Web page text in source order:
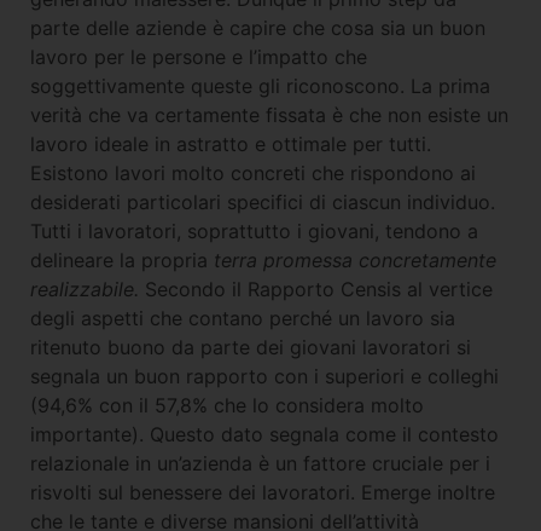
parte delle aziende è capire che cosa sia un buon
lavoro per le persone e l’impatto che
soggettivamente queste gli riconoscono. La prima
verità che va certamente fissata è che non esiste un
lavoro ideale in astratto e ottimale per tutti.
Esistono lavori molto concreti che rispondono ai
desiderati particolari specifici di ciascun individuo.
Tutti i lavoratori, soprattutto i giovani, tendono a
delineare la propria terra promessa concretamente
realizzabile. Secondo il Rapporto Censis al vertice
degli aspetti che contano perché un lavoro sia
ritenuto buono da parte dei giovani lavoratori si
segnala un buon rapporto con i superiori e colleghi
(94,6% con il 57,8% che lo considera molto
importante). Questo dato segnala come il contesto
relazionale in un’azienda è un fattore cruciale per i
risvolti sul benessere dei lavoratori. Emerge inoltre
che le tante e diverse mansioni dell’attività